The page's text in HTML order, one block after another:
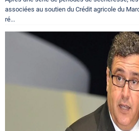
associées au soutien du Crédit agricole du
ré...